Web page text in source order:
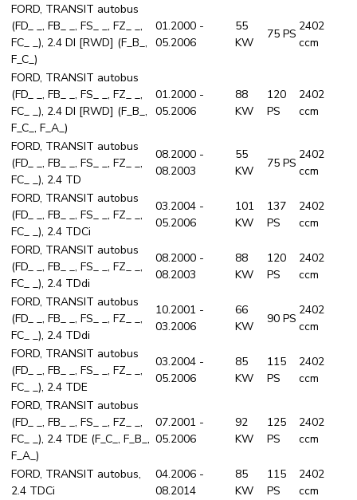
FORD, TRANSIT autobus
(FD_ _, FB_ _, FS_ _, FZ_ _,
FC_ _), 2.4 DI [RWD] (F_B_,
F_C_)
01.2000 -
05.2006
55
KW
75 PS
2402
ccm
FORD, TRANSIT autobus
(FD_ _, FB_ _, FS_ _, FZ_ _,
FC_ _), 2.4 DI [RWD] (F_B_,
F_C_, F_A_)
01.2000 -
05.2006
88
KW
120
PS
2402
ccm
FORD, TRANSIT autobus
(FD_ _, FB_ _, FS_ _, FZ_ _,
FC_ _), 2.4 TD
08.2000 -
08.2003
55
KW
75 PS
2402
ccm
FORD, TRANSIT autobus
(FD_ _, FB_ _, FS_ _, FZ_ _,
FC_ _), 2.4 TDCi
03.2004 -
05.2006
101
KW
137
PS
2402
ccm
FORD, TRANSIT autobus
(FD_ _, FB_ _, FS_ _, FZ_ _,
FC_ _), 2.4 TDdi
08.2000 -
08.2003
88
KW
120
PS
2402
ccm
FORD, TRANSIT autobus
(FD_ _, FB_ _, FS_ _, FZ_ _,
FC_ _), 2.4 TDdi
10.2001 -
03.2006
66
KW
90 PS
2402
ccm
FORD, TRANSIT autobus
(FD_ _, FB_ _, FS_ _, FZ_ _,
FC_ _), 2.4 TDE
03.2004 -
05.2006
85
KW
115
PS
2402
ccm
FORD, TRANSIT autobus
(FD_ _, FB_ _, FS_ _, FZ_ _,
FC_ _), 2.4 TDE (F_C_, F_B_,
F_A_)
07.2001 -
05.2006
92
KW
125
PS
2402
ccm
FORD, TRANSIT autobus,
2.4 TDCi
04.2006 -
08.2014
85
KW
115
PS
2402
ccm